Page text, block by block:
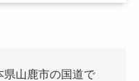
山鹿市の国道で